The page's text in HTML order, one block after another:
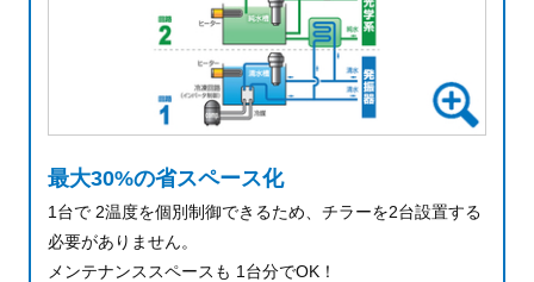
最大30%の省スペース化
1台で 2温度を個別制御できるため、チラーを2台設置する
必要がありません。
メンテナンススペースも 1台分でOK！